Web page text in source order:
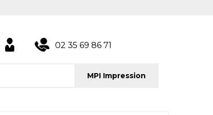
02 35 69 86 71
MPI Impression